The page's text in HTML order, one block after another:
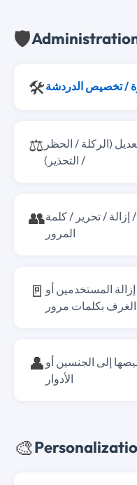
🛡️
🛠️/ تخصيص الدردشة
⚖️ (الركلة / الحظر
/ التحذير)
👥إزالة / تحرير / كلمة
المرور
🚪المستخدمين أو
بكلمات مرور
👤إلى الجنسين أو
الأدوار
🎨